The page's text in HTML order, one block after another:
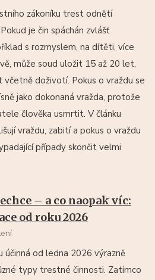
zákoníku trest odnětí
je čin spáchán zvlášť
s rozmyslem, na dítěti, více
může soud uložit 15 až 20 let,
doživotí. Pokus o vraždu se
jako dokonaná vražda, protože
člověka usmrtit. V článku
vraždu, zabití a pokus o vraždu
případy skončit velmi
– a co naopak víc:
od roku 2026
účinná od ledna 2026 výrazně
typy trestné činnosti. Zatímco